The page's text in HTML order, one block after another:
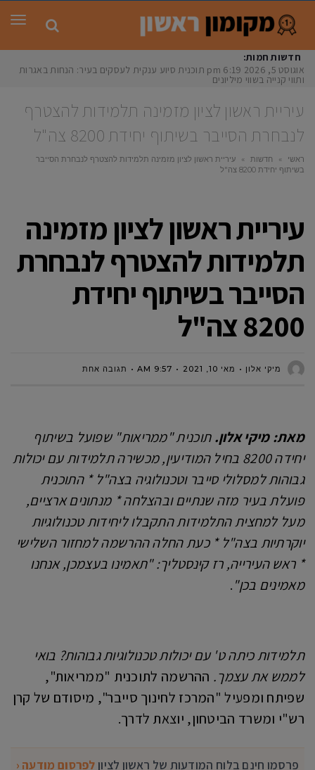
חדשות חמות:
אוגוסט 5, 2026
6:19 pm תוכנית סיוע ענקית לעסקים בעיר: הנחות באגרות
ותווי קנייה בשווי מיליונים הצעת
עיריית ראשון לציון מזמינה תלמידות להצטרף
לנבחרת הסייבר בשיתוף יחידת 8200 צה"ל
ראשי » חדשות »
עיריית ראשון לציון מזמינה תלמידות להצטרף לנבחרת הסייבר
בשיתוף יחידת 8200 צה"ל
עיריית ראשון לציון מזמינה
תלמידות להצטרף לנבחרת
הסייבר בשיתוף יחידת
8200 צה"ל
מיקי אלון מאי 10, 2021 9:57 AM תגובה אחת
מאת: מיקי אלון. תוכנית "ממריאות" שפועל בשיתוף
יחידה 8200 בחיל המודיעין, מכשירה תלמידות עם יכולות
גבוהות למסלולי סייבר וטכנולוגיה בצה"ל * התוכנית
פועלת בעיר מזה שנתיים ובהצלחה * מנתונים ארציים,
מעל למחצית התלמידות התקבלו ליחידות טכנולוגיות
יוקרתיות בצה"ל * כעת החלה ההרשמה למחזור השלישי
* ראש העירייה, רז קינסטליך: "תאמינו בעצמכן, אנחנו
מאמינים בכן".
תלמידות כיתה ט' עם יכולות טכנולוגיות גבוהות? בואי
לממש את עצמך. ההרשמה לתוכנית "ממריאות",
שפיתח ומפעיל "המרכז לחינוך סייבר", מיסודם של קרן
רש"י ומשרד הביטחון, יוצאת לדרך.
פרסמו חינם בלוח המודעות של ראשון לציון לפרסום מודעה ‹